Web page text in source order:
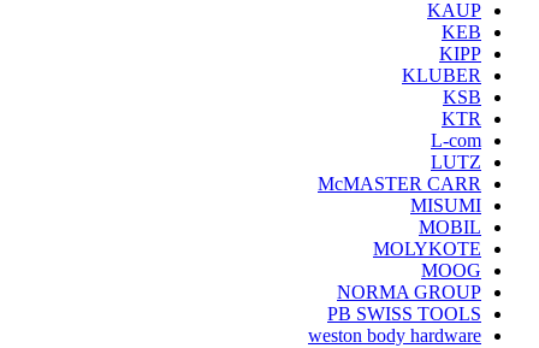
KAUP
KEB
KIPP
KLUBER
KSB
KTR
L-com
LUTZ
McMASTER CARR
MISUMI
MOBIL
MOLYKOTE
MOOG
NORMA GROUP
PB SWISS TOOLS
weston body hardware